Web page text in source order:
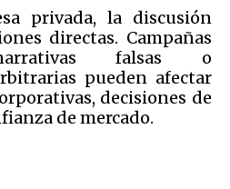
privada, la discusión
directas. Campañas
falsas o
pueden afectar
decisiones de
de mercado.